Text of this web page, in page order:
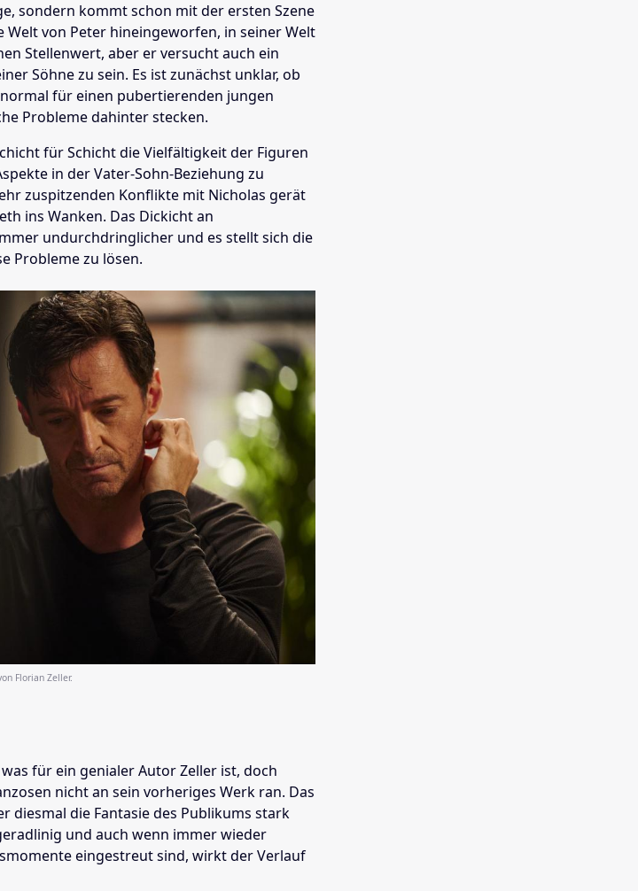
sondern kommt schon mit der ersten Szene
von Peter hineingeworfen, in seiner Welt
Stellenwert, aber er versucht auch ein
Söhne zu sein. Es ist zunächst unklar, ob
für einen pubertierenden jungen
Probleme dahinter stecken.
für Schicht die Vielfältigkeit der Figuren
in der Vater-Sohn-Beziehung zu
zuspitzenden Konflikte mit Nicholas gerät
ins Wanken. Das Dickicht an
undurchdringlicher und es stellt sich die
Probleme zu lösen.
Florian Zeller.
für ein genialer Autor Zeller ist, doch
nicht an sein vorheriges Werk ran. Das
diesmal die Fantasie des Publikums stark
und auch wenn immer wieder
eingestreut sind, wirkt der Verlauf